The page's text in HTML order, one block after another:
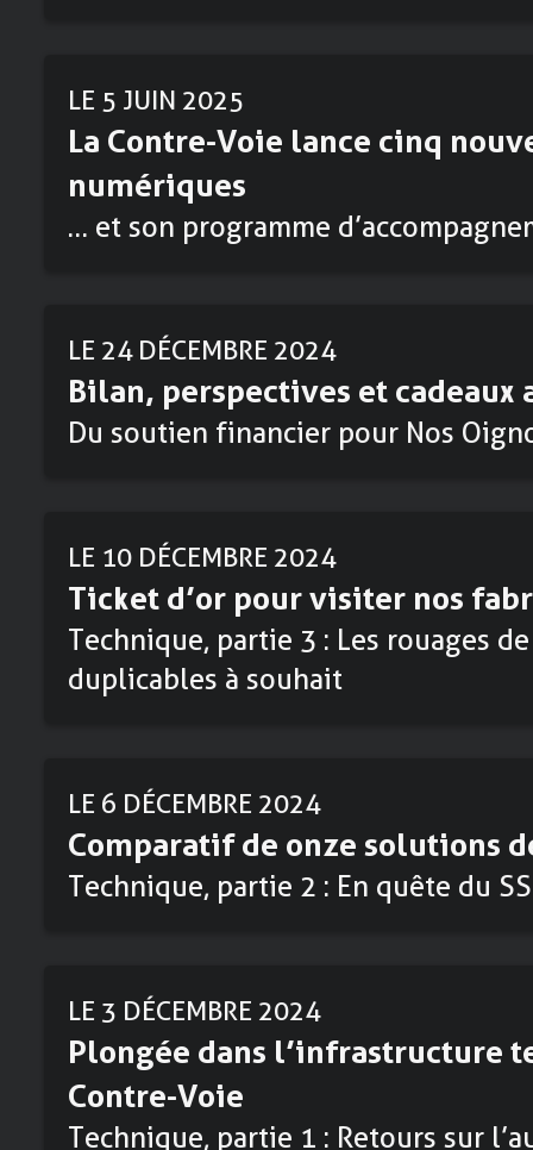
LE 5 JUIN 2025
La Contre-Voie lance cinq
numériques
… et son programme
LE 24 DÉCEMBRE 2024
Bilan, perspectives et cadeaux
Du soutien financier pour Nos
LE 10 DÉCEMBRE 2024
Ticket d’or pour visiter nos
Technique, partie 3 : Les rouages
duplicables à souhait
LE 6 DÉCEMBRE 2024
Comparatif de onze solutions
Technique, partie 2 : En quête du
LE 3 DÉCEMBRE 2024
Plongée dans l’infrastructure
Contre-Voie
Technique, partie 1 : Retours sur